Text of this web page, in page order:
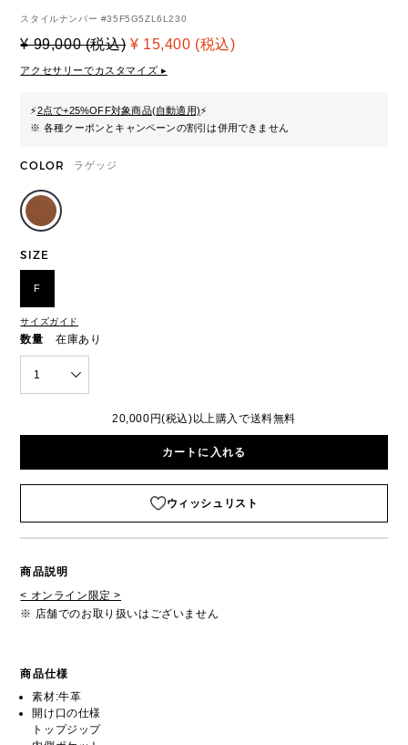
スタイルナンバー #35F5G5ZL6L230
¥ 99,000 (税込) ¥ 15,400 (税込)
アクセサリーでカスタマイズ ▸
⚡2点で+25%OFF対象商品(自動適用)⚡
※ 各種クーポンとキャンペーンの割引は併用できません
COLOR ラゲッジ
SIZE
F
サイズガイド
数量 在庫あり
1
20,000円(税込)以上購入で送料無料
カートに入れる
ウィッシュリスト
商品説明
< オンライン限定 >
※ 店舗でのお取り扱いはございません
商品仕様
素材:牛革
開け口の仕様
トップジップ